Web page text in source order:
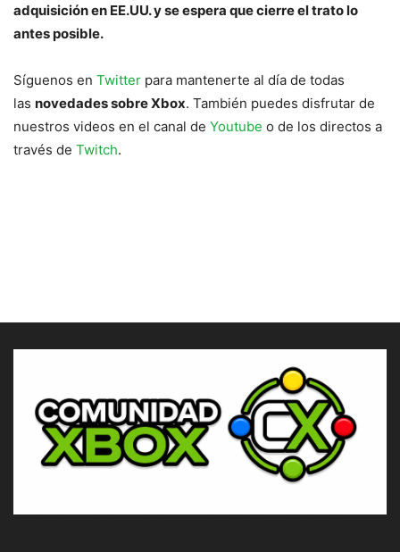
adquisición en EE.UU. y se espera que cierre el trato lo
antes posible.
Síguenos en Twitter para mantenerte al día de todas
las novedades sobre Xbox. También puedes disfrutar de
nuestros videos en el canal de Youtube o de los directos a
través de Twitch.